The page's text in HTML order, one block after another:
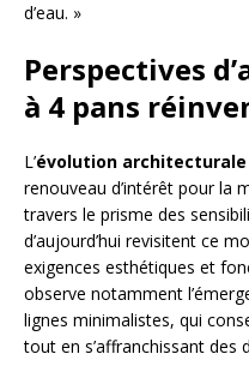
d’eau. »
Perspectives
à 4 pans
L’évolution architecturale
renouveau d’intérêt pour la
travers le prisme des
d’aujourd’hui revisitent ce
exigences esthétiques et
observe notamment
lignes minimalistes, qui
tout en s’affranchissant des